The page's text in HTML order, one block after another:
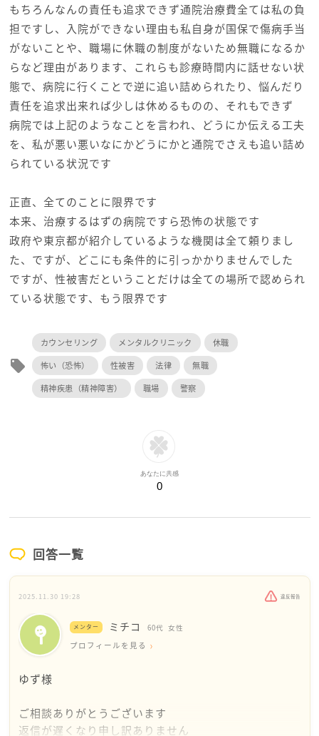
もちろんなんの責任も追求できず通院治療費全ては私の負
担ですし、入院ができない理由も私自身が国保で傷病手当
がないことや、職場に休職の制度がないため無職になるか
らなど理由があります、これらも診療時間内に話せない状
態で、病院に行くことで逆に追い詰められたり、悩んだり
責任を追求出来れば少しは休めるものの、それもできず
病院では上記のようなことを言われ、どうにか伝える工夫
を、私が悪い悪いなにかどうにかと通院でさえも追い詰め
られている状況です
正直、全てのことに限界です
本来、治療するはずの病院ですら恐怖の状態です
政府や東京都が紹介しているような機関は全て頼りまし
た、ですが、どこにも条件的に引っかかりませんでした
ですが、性被害だということだけは全ての場所で認められ
ている状態です、もう限界です
local_offer
カウンセリング メンタルクリニック
休職
怖い（恐怖）
性被害 法律
無職
精神疾患（精神障害）
職場 警察
あなたに共感
0
回答一覧
2025.11.30 19:28 違反報告
メンター ミチコ 60代 女性
プロフィールを見る
ゆず様
ご相談ありがとうございます
返信が遅くなり申し訳ありません